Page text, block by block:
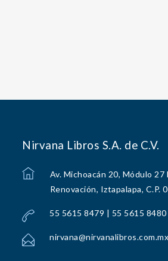
Nirvana Libros S.A. de C.V.
Av. Michoacán 20, Módulo 27
Renovación, Iztapalapa, C.P.
55 5615 8479 | 55 5615 8480
nirvana@nirvanalibros.com.mx